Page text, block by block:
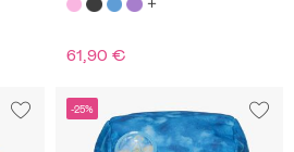
61,90 €
-25%